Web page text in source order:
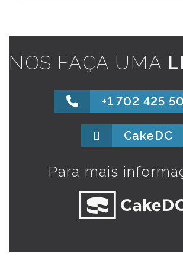
NOS FAÇA UMA
+1 702 425
CakeDC
Para mais